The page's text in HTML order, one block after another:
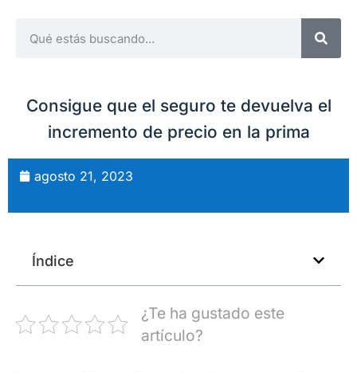
Consigue que el seguro te devuelva el
incremento de precio en la prima
agosto 21, 2023
¿Te ha gustado este
artículo?
Índice